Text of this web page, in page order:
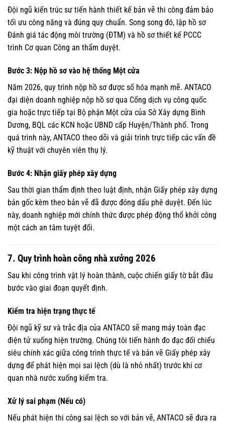
Đội ngũ kiến trúc sư tiến hành thiết kế bản vẽ thi công đảm bảo
tối ưu công năng và đúng quy chuẩn. Song song đó, lập hồ sơ
Đánh giá tác động môi trường (ĐTM) và hồ sơ thiết kế PCCC
trình Cơ quan Công an thẩm duyệt.
Bước 3: Nộp hồ sơ vào hệ thống Một cửa
Năm 2026, quy trình nộp hồ sơ được số hóa mạnh mẽ. ANTACO
đại diện doanh nghiệp nộp hồ sơ qua Cổng dịch vụ công quốc
gia hoặc trực tiếp tại Bộ phận Một cửa của Sở Xây dựng Bình
Dương, BQL các KCN hoặc UBND cấp Huyện/Thành phố. Trong
quá trình này, ANTACO theo dõi và giải trình trực tiếp các vấn đề
kỹ thuật với chuyên viên thụ lý.
Bước 4: Nhận giấy phép xây dựng
Sau thời gian thẩm định theo luật định, nhận Giấy phép xây dựng
bản gốc kèm theo bản vẽ đã được đóng dấu phê duyệt. Đến lúc
này, doanh nghiệp mới chính thức được phép động thổ khởi công
một cách an tâm tuyệt đối.
7. Quy trình hoàn công nhà xưởng 2026
Sau khi công trình vật lý hoàn thành, cuộc chiến giấy tờ bắt đầu
bước vào giai đoạn quyết định.
Kiểm tra hiện trạng thực tế
Đội ngũ kỹ sư và trắc địa của ANTACO sẽ mang máy toàn đạc
điện tử xuống hiện trường. Chúng tôi tiến hành đo đạc đối chiếu
siêu chính xác giữa công trình thực tế và bản vẽ Giấy phép xây
dựng để phát hiện mọi sai lệch (dù là nhỏ nhất) trước khi cơ
quan nhà nước xuống kiểm tra.
Xử lý sai phạm (Nếu có)
Nếu phát hiện thi công sai lệch so với bản vẽ, ANTACO sẽ đưa ra